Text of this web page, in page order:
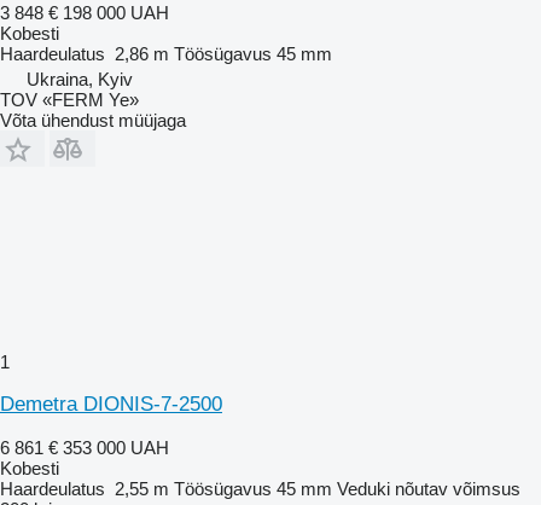
3 848 € 198 000 UAH
Kobesti
Haardeulatus 2,86 m Töösügavus 45 mm
Ukraina, Kyiv
TOV «FERM Ye»
Võta ühendust müüjaga
1
Demetra DIONIS-7-2500
6 861 € 353 000 UAH
Kobesti
Haardeulatus 2,55 m Töösügavus 45 mm Veduki nõutav võimsus